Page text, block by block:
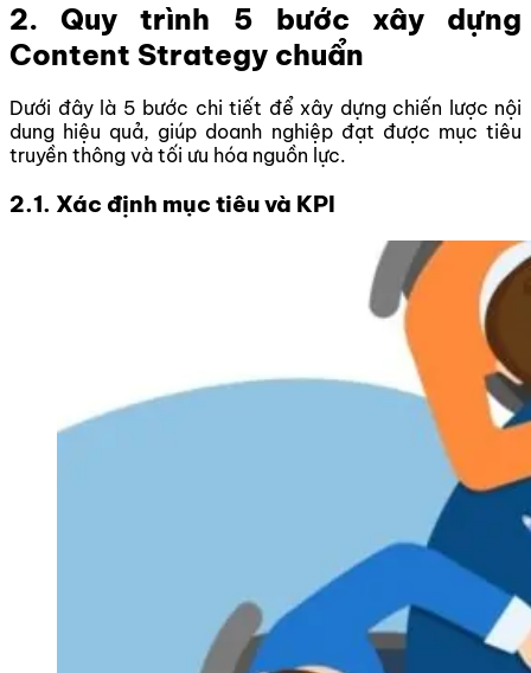
2. Quy trình 5 bước xây dựng
Content Strategy chuẩn
Dưới đây là 5 bước chi tiết để xây dựng chiến lược nội
dung hiệu quả, giúp doanh nghiệp đạt được mục tiêu
truyền thông và tối ưu hóa nguồn lực.
2.1. Xác định mục tiêu và KPI